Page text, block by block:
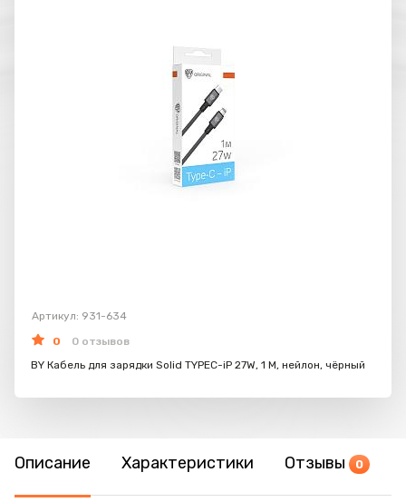
Артикул: 931-634
0
0 отзывов
BY Кабель для зарядки Solid TYPEC-iP 27W, 1 M, нейлон, чёрный
Описание Характеристики Отзывы 0